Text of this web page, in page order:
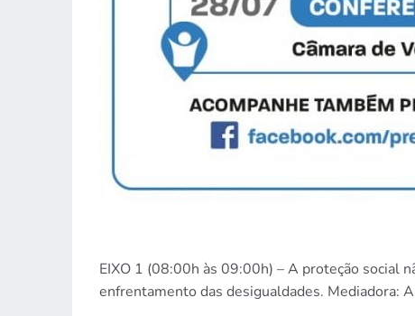
EIXO 1 (08:00h às 09:00h) – A proteção social
enfrentamento das desigualdades. Mediadora: